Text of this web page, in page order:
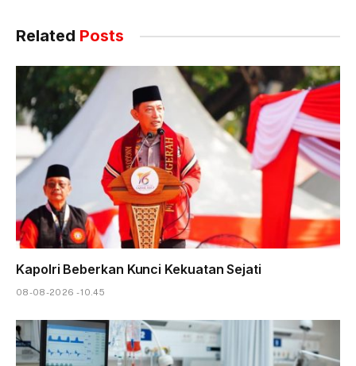
Related Posts
Kapolri Beberkan Kunci Kekuatan Sejati
08-08-2026 - 10.45